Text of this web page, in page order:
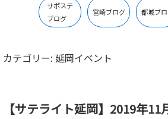
サポステ
ブログ
宮崎ブログ 都城ブ
カテゴリー: 延岡イベント
【サテライト延岡】2019年